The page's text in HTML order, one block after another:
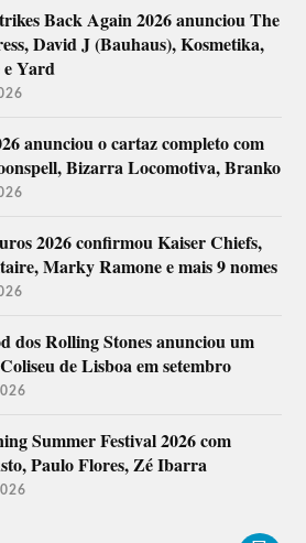
Back Again 2026 anunciou The
David J (Bauhaus), Kosmetika,
e Yard
anunciou o cartaz completo com
Bizarra Locomotiva, Branko
2026 confirmou Kaiser Chiefs,
Marky Ramone e mais 9 nomes
dos Rolling Stones anunciou um
de Lisboa em setembro
Summer Festival 2026 com
Paulo Flores, Zé Ibarra